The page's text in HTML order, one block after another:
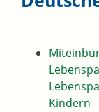
Kindern